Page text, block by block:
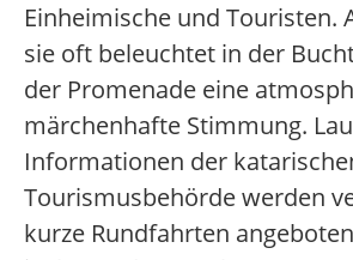
Einheimische und Touristen.
sie oft beleuchtet in der
der Promenade eine
märchenhafte Stimmung.
Informationen der
Tourismusbehörde werden
kurze Rundfahrten